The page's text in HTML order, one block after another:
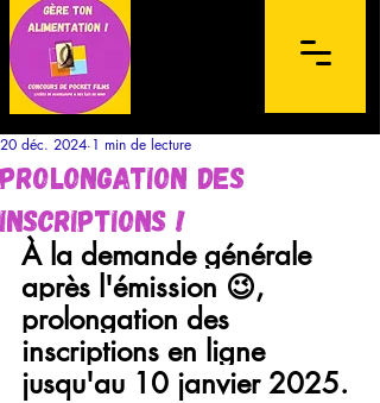
Concours de films sur mobile à
destination des lycéens de l'archipel de la
Guadeloupe et des Îles du Nord
Prolongation des
inscriptions !
20 déc. 2024 1 min de lecture
À la demande générale
après l'émission 😉,
prolongation des
inscriptions en ligne
jusqu'au 10 janvier 2025.